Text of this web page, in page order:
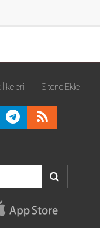
İlkeleri Sitene Ekle